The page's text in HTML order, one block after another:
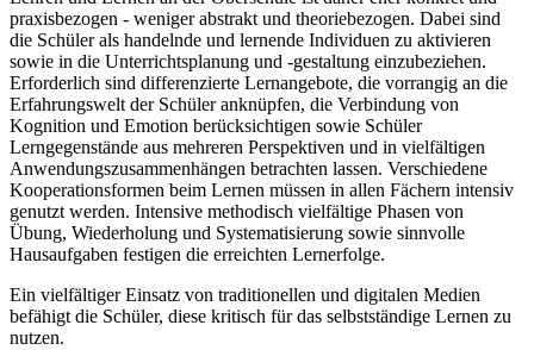
praxisbezogen - weniger abstrakt und theoriebezogen. Dabei sind
die Schüler als handelnde und lernende Individuen zu aktivieren
sowie in die Unterrichtsplanung und -gestaltung einzubeziehen.
Erforderlich sind differenzierte Lernangebote, die vorrangig an die
Erfahrungswelt der Schüler anknüpfen, die Verbindung von
Kognition und Emotion berücksichtigen sowie Schüler
Lerngegenstände aus mehreren Perspektiven und in vielfältigen
Anwendungszusammenhängen betrachten lassen. Verschiedene
Kooperationsformen beim Lernen müssen in allen Fächern intensiv
genutzt werden. Intensive methodisch vielfältige Phasen von
Übung, Wiederholung und Systematisierung sowie sinnvolle
Hausaufgaben festigen die erreichten Lernerfolge.
Ein vielfältiger Einsatz von traditionellen und digitalen Medien
befähigt die Schüler, diese kritisch für das selbstständige Lernen zu
nutzen.